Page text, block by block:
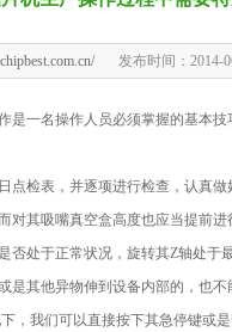
发布时间：2014-
是一名操作人员必须掌握的基本
检表，并逐项进行检查，认真做
对其吸嘴真空盒高度也应当提前
否处于正常状况，旋转其Z轴处于
其他异物伸到设备内部的，也不
，我们可以直接按下其急停键或